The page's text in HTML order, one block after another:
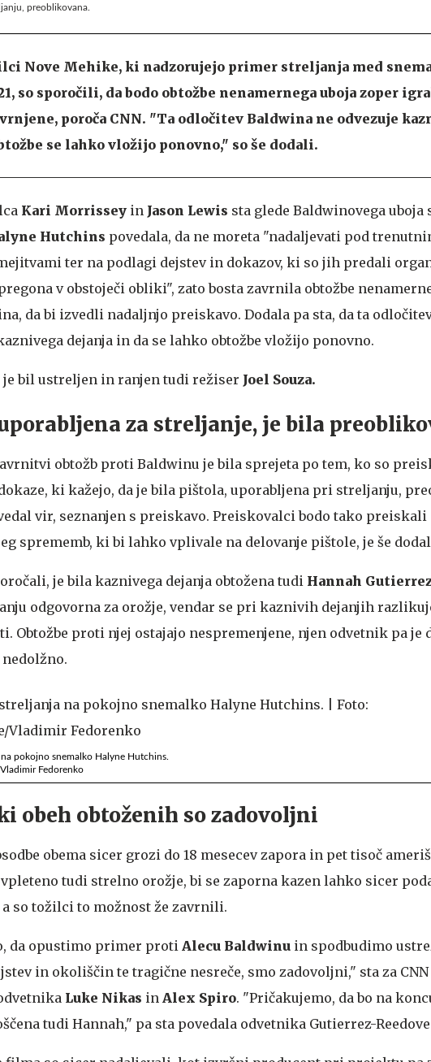
preoblikovana.
Nove Mehike, ki nadzorujejo primer streljanja med
so sporočili, da bodo obtožbe nenamernega uboja zoper
poroča CNN. "Ta odločitev Baldwina ne odvezuje
se lahko vložijo ponovno," so še dodali.
Kari Morrissey in Jason Lewis sta glede Baldwinovega uboja
Hutchins povedala, da ne moreta "nadaljevati pod
ter na podlagi dejstev in dokazov, ki so jih predali
v obstoječi obliki", zato bosta zavrnila obtožbe
da bi izvedli nadaljnjo preiskavo. Dodala pa sta, da ta
dejanja in da se lahko obtožbe vložijo ponovno.
je bil ustreljen in ranjen tudi režiser Joel Souza.
za streljanje, je bila
obtožb proti Baldwinu je bila sprejeta po tem, ko so
ki kažejo, da je bila pištola, uporabljena pri streljanju,
vir, seznanjen s preiskavo. Preiskovalci bodo tako preiskali
sprememb, ki bi lahko vplivale na delovanje pištole, je še
je bila kaznivega dejanja obtožena tudi Hannah
odgovorna za orožje, vendar se pri kaznivih dejanjih
Obtožbe proti njej ostajajo nespremenjene, njen odvetnik pa je
pokojno snemalko Halyne Hutchins.
Fedorenko
obeh obtoženih so zadovoljni
obema sicer grozi do 18 mesecev zapora in pet tisoč
tudi strelno orožje, bi se zaporna kazen lahko sicer
a so tožilci to možnost že zavrnili.
da opustimo primer proti Alecu Baldwinu in spodbudimo
in okoliščin te tragične nesreče, smo zadovoljni," sta za
Luke Nikas in Alex Spiro. "Pričakujemo, da bo na
tudi Hannah," pa sta povedala odvetnika Gutierrez-